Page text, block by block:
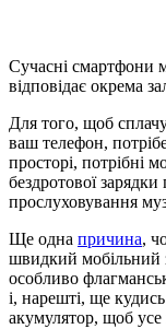
Сучасні смартфони
відповідає окрема
Для того, щоб
ваш телефон,
просторі, потрібні
бездротової
прослуховування
Ще одна причина,
швидкий мобільний
особливо
і, нарешті, ще
акумулятор, щоб